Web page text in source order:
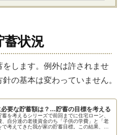
蓄状況
します。例外は許されませ
の基本は変わっていません。
要な貯蓄額は？…貯蓄の目標を考える
蓄を考えるシリーズで前回までに住宅ローン、
、自分達の老後資金のち「子供の学費」と「老
で考えてきた我が家の貯蓄目標。この結果、現